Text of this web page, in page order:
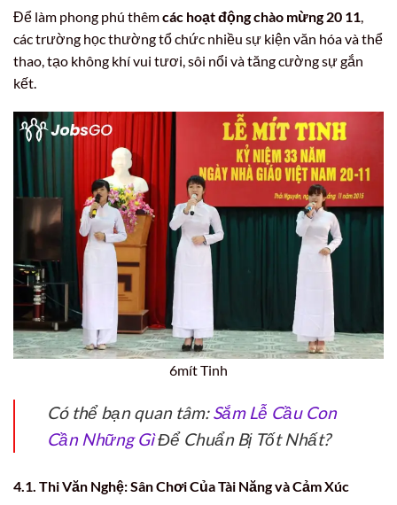
Để làm phong phú thêmcác hoạt động chào mừng 20 11
các trường học thường tổ chức nhiều sự kiện văn hóa và thể
thao, tạo không khí vui tươi, sôi nổi và tăng cường sự gắn
kết.
6mít Tinh
Có thể bạn quan tâm:Sắm Lễ Cầu Con
Cần Những GìĐể Chuẩn Bị Tốt Nhất?
4.1. Thi Văn Nghệ: Sân Chơi Của Tài Năng và Cảm Xúc